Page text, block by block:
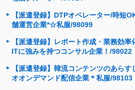
【派遣登録】DTPオペレーター/時短
舗運営企業*☆私服/98099
【派遣登録】レポート作成・業務効
ITに強みを持つコンサル企業！/98022
【派遣登録】韓流コンテンツのあら
オオンデマンド配信企業＊私服/98103